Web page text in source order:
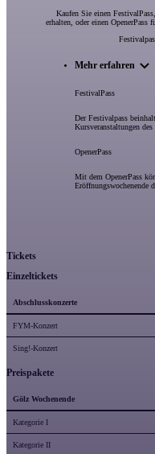
Kaufen Sie einen
erhalten, oder einen OpenerPass
Mehr erfahren
FestivalPass
Der Festivalpass
Kursveranstaltungen des
OpenerPass
Mit dem OpenerPass
Eröffnungswochenende
Tickets
Einzeltickets
Abschlusskonzerte
FYM-Konzert
Sing!-Konzert
Preispakete
Gölz Wochenende
Kategorie I
Kategorie II